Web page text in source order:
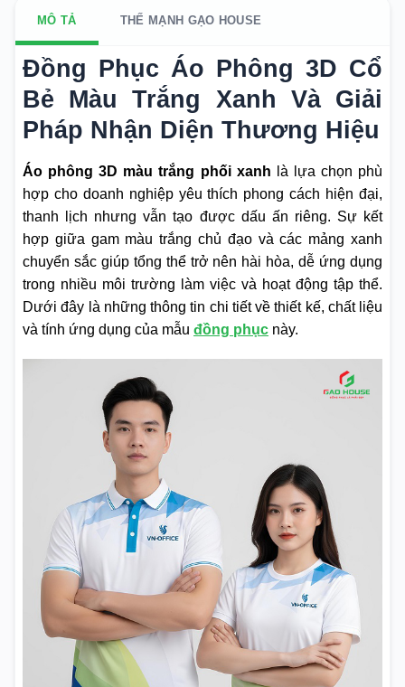
MÔ TẢ THẾ MẠNH GẠO HOUSE
Đồng Phục Áo Phông 3D Cổ
Bẻ Màu Trắng Xanh Và Giải
Pháp Nhận Diện Thương Hiệu
Áo phông 3D màu trắng phối xanh là lựa chọn phù
hợp cho doanh nghiệp yêu thích phong cách hiện đại,
thanh lịch nhưng vẫn tạo được dấu ấn riêng. Sự kết
hợp giữa gam màu trắng chủ đạo và các mảng xanh
chuyển sắc giúp tổng thể trở nên hài hòa, dễ ứng dụng
trong nhiều môi trường làm việc và hoạt động tập thể.
Dưới đây là những thông tin chi tiết về thiết kế, chất liệu
và tính ứng dụng của mẫu đồng phục này.